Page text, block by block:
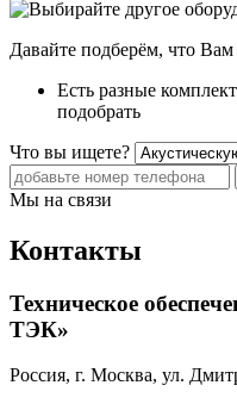
Давайте подберём, что
Есть разные
подобрать
Что вы ищете?
Мы на связи
Контакты
Техническое
ТЭК»
Россия, г. Москва, ул.